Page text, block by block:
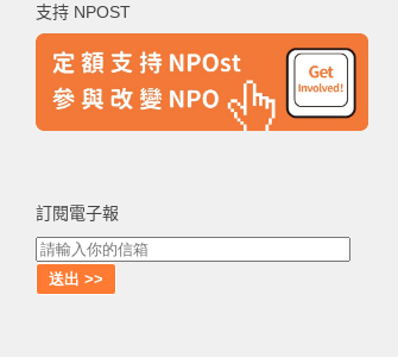
字:
支持 NPOST
訂閱電子報